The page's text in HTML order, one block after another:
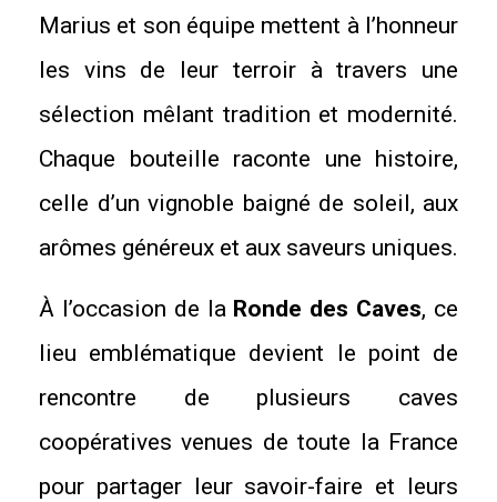
Marius et son équipe mettent à l’honneur
les vins de leur terroir à travers une
sélection mêlant tradition et modernité.
Chaque bouteille raconte une histoire,
celle d’un vignoble baigné de soleil, aux
arômes généreux et aux saveurs uniques.
À l’occasion de la Ronde des Caves, ce
lieu emblématique devient le point de
rencontre de plusieurs caves
coopératives venues de toute la France
pour partager leur savoir-faire et leurs